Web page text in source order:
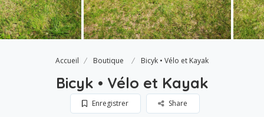
Accueil Boutique Bicyk • Vélo et Kayak
Bicyk • Vélo et Kayak
Enregistrer Share